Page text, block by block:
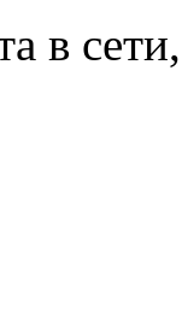
в